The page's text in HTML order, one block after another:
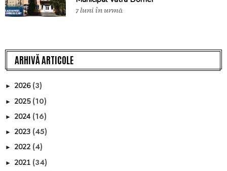
7 luni în urmă
ARHIVĂ ARTICOLE
► 2026 (3)
► 2025 (10)
► 2024 (16)
► 2023 (45)
► 2022 (4)
► 2021 (34)